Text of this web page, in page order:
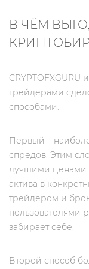
В ЧЁМ
трейдерами
способами.
Первый –
спредов. Этим
лучшими ценами
актива в
трейдером и
пользователями
забирает себе.
Второй способ